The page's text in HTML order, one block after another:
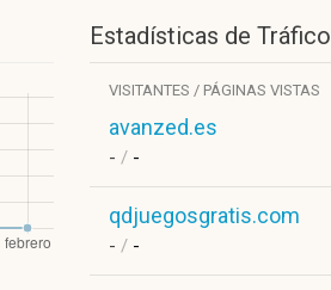
Estadísticas de
VISITANTES / PÁGINAS VISTAS
avanzed.es
- / -
qdjuegosgratis.com
- / -